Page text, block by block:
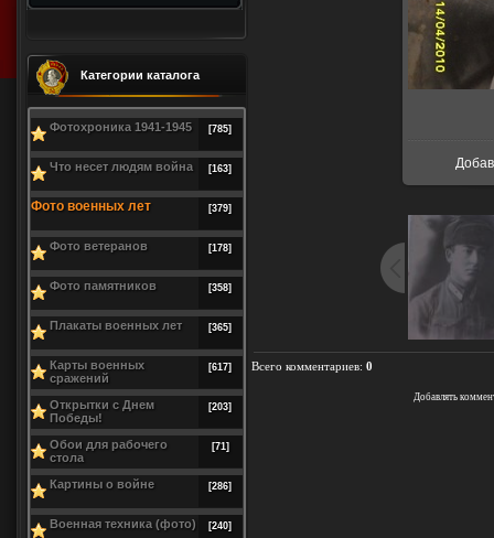
Категории каталога
Фотохроника 1941-1945 [785]
Что несет людям война [163]
Фото военных лет [379]
Фото ветеранов [178]
Фото памятников [358]
Плакаты военных лет [365]
Карты военных
сражений
[617]
Открытки с Днем
Победы!
[203]
Обои для рабочего
стола
[71]
Картины о войне [286]
Военная техника (фото) [240]
Всего комментариев: 0
Добавлять